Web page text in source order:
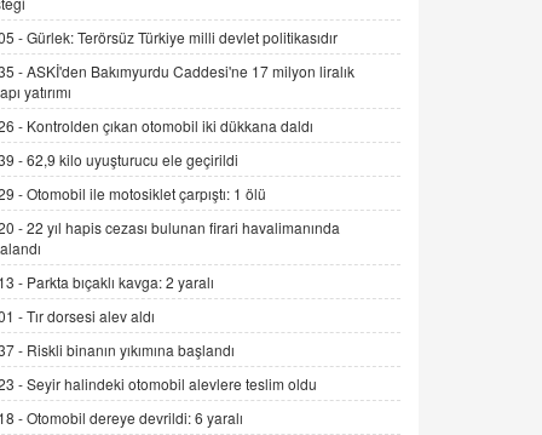
Alınmalı?
9.12.2025 10:11
İNCİ GÜL AKÖL
Trump Keşke Adana'yı da Ziyaret Etse...
06.07.2026 13:00
ADEM AKÖL
Şamar: Sednaya
11.12.2024 12:30
DR. EKREM ASLAN
Gerçek Ne, Algı Ne? "Beraber
Yürüyoruz" Cümlesinin Peşinden
19.07.2025 12:45
-Gürlek: Terörsüz Türkiye milli devlet politikasıdır
-ASKİ'den Bakımyurdu Caddesi'ne 17 milyon liralık
yatırımı
- Kontrolden çıkan otomobil iki dükkana daldı
-62,9 kilo uyuşturucu ele geçirildi
-Otomobil ile motosiklet çarpıştı: 1 ölü
-22 yıl hapis cezası bulunan firari havalimanında
- Parkta bıçaklı kavga: 2 yaralı
-Tır dorsesi alev aldı
- Riskli binanın yıkımına başlandı
-Seyir halindeki otomobil alevlere teslim oldu
-Otomobil dereye devrildi: 6 yaralı